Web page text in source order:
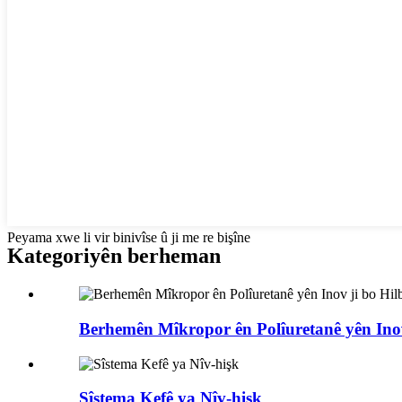
Peyama xwe li vir binivîse û ji me re bişîne
Kategoriyên berheman
Berhemên Mîkropor ên Polîuretanê yên
Sîstema Kefê ya Nîv-hişk